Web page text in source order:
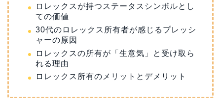
ロレックスが持つステータスシンボルとし
ての価値
30代のロレックス所有者が感じるプレッシ
ャーの原因
ロレックスの所有が「生意気」と受け取ら
れる理由
ロレックス所有のメリットとデメリット